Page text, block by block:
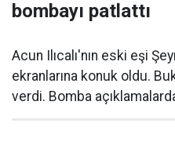
bombayı patlattı
Acun Ilıcalı'nın eski eşi
ekranlarına konuk oldu.
verdi. Bomba